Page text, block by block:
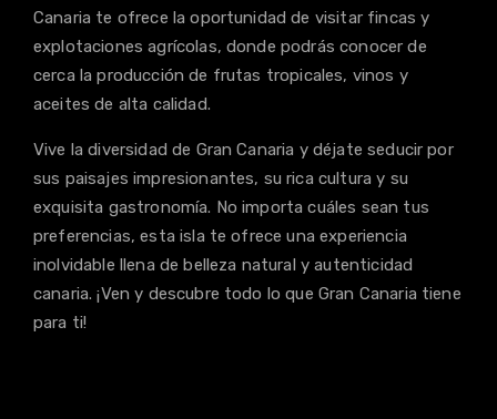
Canaria te ofrece la oportunidad de visitar fincas y
explotaciones agrícolas, donde podrás conocer de
cerca la producción de frutas tropicales, vinos y
aceites de alta calidad.
Vive la diversidad de Gran Canaria y déjate seducir por
sus paisajes impresionantes, su rica cultura y su
exquisita gastronomía. No importa cuáles sean tus
preferencias, esta isla te ofrece una experiencia
inolvidable llena de belleza natural y autenticidad
canaria. ¡Ven y descubre todo lo que Gran Canaria tiene
para ti!